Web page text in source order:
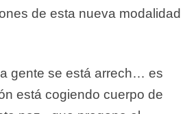
de esta nueva modalidad
gente se está arrech… es
está cogiendo cuerpo de